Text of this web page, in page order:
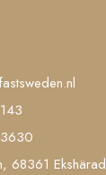
68361 Ekshärad